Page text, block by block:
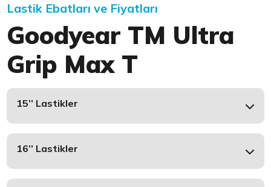
Lastik Ebatları ve Fiyatları
Goodyear TM Ultra
Grip Max T
15’’ Lastikler
16’’ Lastikler